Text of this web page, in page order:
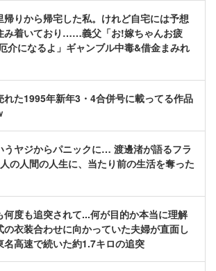
帰りから帰宅した私。けれど自宅には予想
み着いており……義父「お!嫁ちゃんお疲
介になるよ」ギャンブル中毒&借金まみれ
れた1995年新年3・4合併号に載ってる作品
うヤジからパニックに… 渡邊渚が語るフラ
の人間の人生に、当たり前の生活を奪った
何度も追突されて...何が目的か本当に理解
衣装合わせに向かっていた夫婦が直面し
名高速で続いた約1.7キロの追突